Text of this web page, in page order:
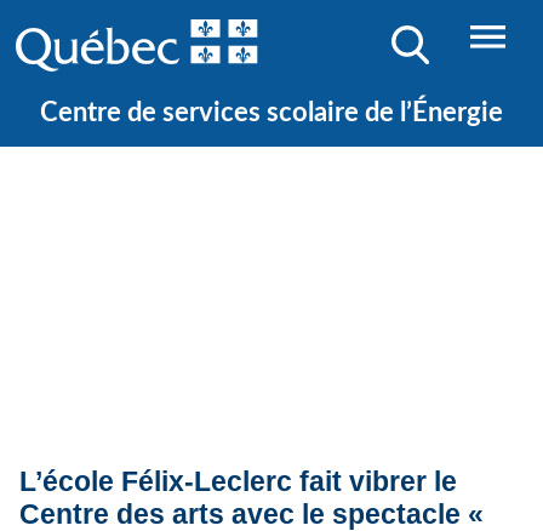
Centre de services scolaire de l’Énergie
L’école Félix-Leclerc fait vibrer le
Centre des arts avec le spectacle «